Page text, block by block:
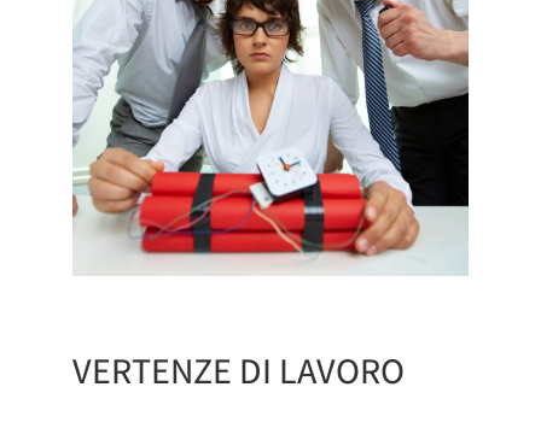
VERTENZE DI LAVORO